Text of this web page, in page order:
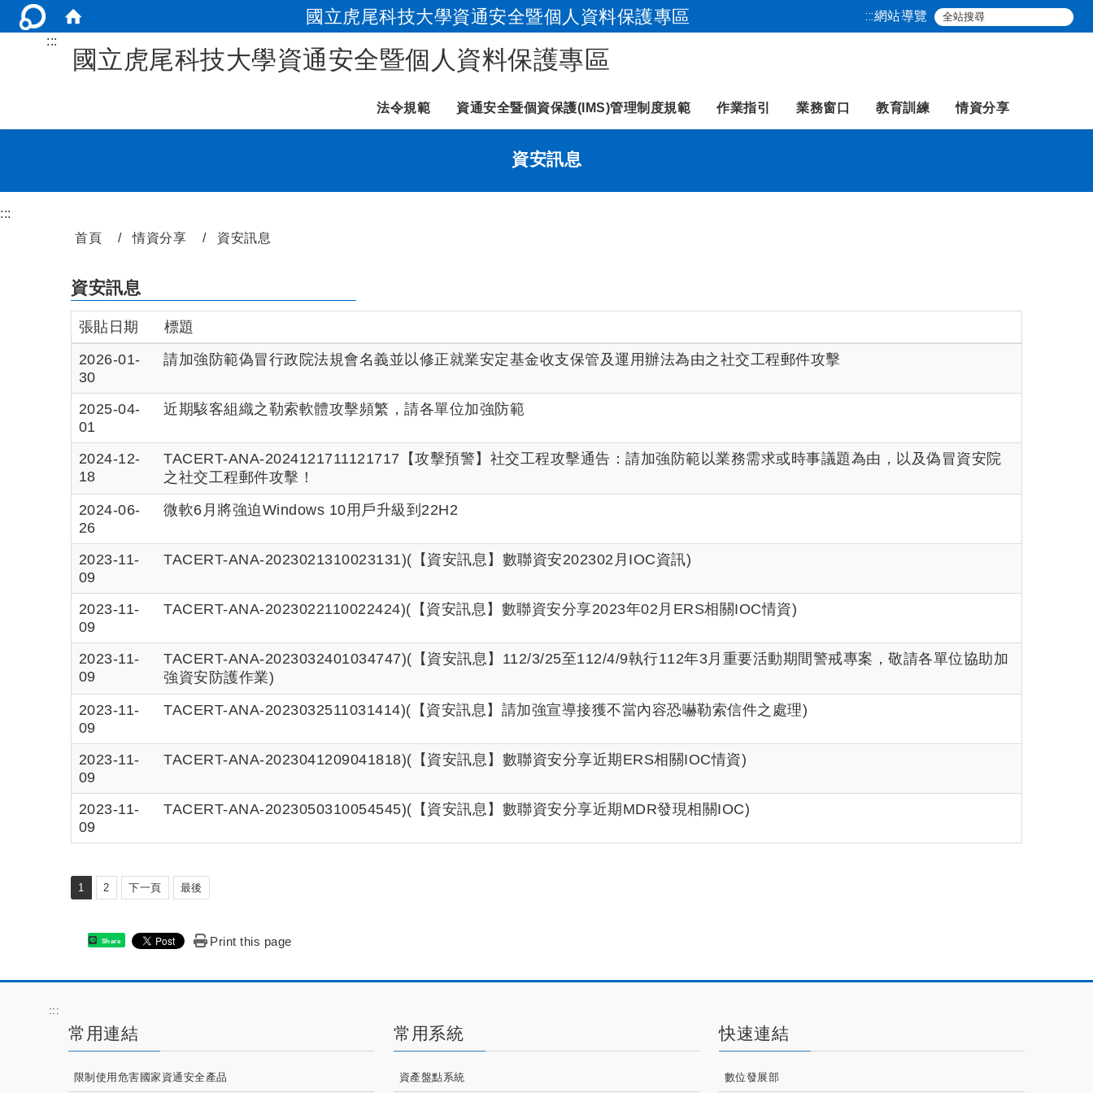
國立虎尾科技大學資通安全暨個人資料保護專區 :::網站導覽
跳到主要內容
:::
國立虎尾科技大學資通安全暨個人資料保護專區
法令規範 資通安全暨個資保護(IMS)管理制度規範 作業指引 業務窗口 教育訓練 情資分享
資安訊息
:::
首頁
情資分享 資安訊息
資安訊息
張貼日期
標題
2026-01-
30
請加強防範偽冒行政院法規會名義並以修正就業安定基金收支保管及運用辦法為由之社交工程郵件攻擊
2025-04-
01
近期駭客組織之勒索軟體攻擊頻繁，請各單位加強防範
2024-12-
18
TACERT-ANA-2024121711121717【攻擊預警】社交工程攻擊通告：請加強防範以業務需求或時事議題為由，以及偽冒資安院
之社交工程郵件攻擊！
2024-06-
26
微軟6月將強迫Windows 10用戶升級到22H2
2023-11-
09
TACERT-ANA-2023021310023131)(【資安訊息】數聯資安202302月IOC資訊)
2023-11-
09
TACERT-ANA-2023022110022424)(【資安訊息】數聯資安分享2023年02月ERS相關IOC情資)
2023-11-
09
TACERT-ANA-2023032401034747)(【資安訊息】112/3/25至112/4/9執行112年3月重要活動期間警戒專案，敬請各單位協助加
強資安防護作業)
2023-11-
09
TACERT-ANA-2023032511031414)(【資安訊息】請加強宣導接獲不當內容恐嚇勒索信件之處理)
2023-11-
09
TACERT-ANA-2023041209041818)(【資安訊息】數聯資安分享近期ERS相關IOC情資)
2023-11-
09
TACERT-ANA-2023050310054545)(【資安訊息】數聯資安分享近期MDR發現相關IOC)
1 2 下一頁 最後
Share Print this page
:::
常用連結
限制使用危害國家資通安全產品
常用系統
資產盤點系統
快速連結
數位發展部